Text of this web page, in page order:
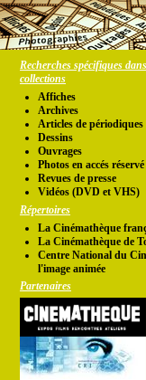
Recherches spécifiques
collections
Affiches
Archives
Articles de périodiques
Dessins
Ouvrages
Photos en accés réservé
Revues de presse
Vidéos (DVD et VHS)
Répertoires
La Cinémathèque
La Cinémathèque de
Centre National du
l'image animée
Partenaires